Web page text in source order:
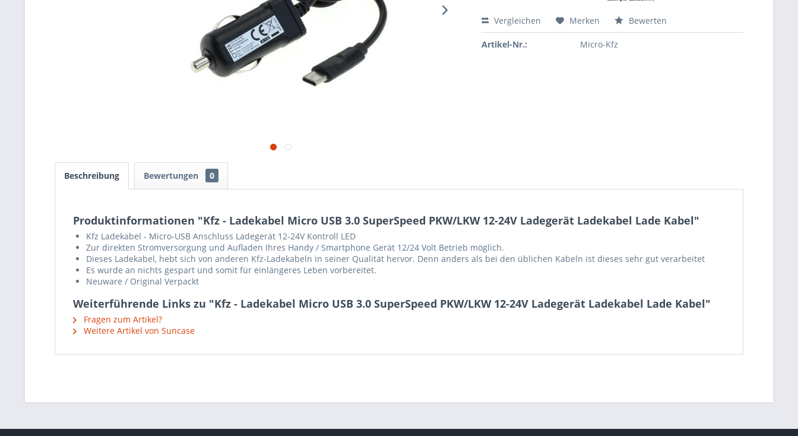
Vergleichen Merken Bewerten
Artikel-Nr.: Micro-Kfz
Beschreibung Bewertungen 0
Produktinformationen "Kfz - Ladekabel Micro USB 3.0 SuperSpeed PKW/LKW 12-24V Ladegerät Ladekabel Lade Kabel"
Kfz Ladekabel - Micro-USB Anschluss Ladegerät 12-24V Kontroll LED
Zur direkten Stromversorgung und Aufladen Ihres Handy / Smartphone Gerät 12/24 Volt Betrieb möglich.
Dieses Ladekabel, hebt sich von anderen Kfz-Ladekabeln in seiner Qualität hervor. Denn anders als bei den üblichen Kabeln ist dieses sehr gut verarbeitet
Es wurde an nichts gespart und somit für einlängeres Leben vorbereitet.
Neuware / Original Verpackt
Weiterführende Links zu "Kfz - Ladekabel Micro USB 3.0 SuperSpeed PKW/LKW 12-24V Ladegerät Ladekabel Lade Kabel"
Fragen zum Artikel?
Weitere Artikel von Suncase